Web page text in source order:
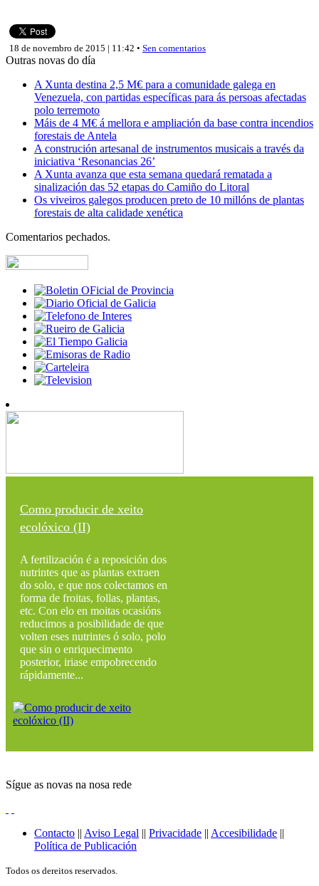
18 de novembro de 2015 | 11:42 • Sen comentarios
Outras novas do día
A Xunta destina 2,5 M€ para a comunidade galega en
Venezuela, con partidas específicas para ás persoas afectadas
polo terremoto
Máis de 4 M€ á mellora e ampliación da base contra incendios
forestais de Antela
A construción artesanal de instrumentos musicais a través da
iniciativa ‘Resonancias 26’
A Xunta avanza que esta semana quedará rematada a
sinalización das 52 etapas do Camiño do Litoral
Os viveiros galegos producen preto de 10 millóns de plantas
forestais de alta calidade xenética
Comentarios pechados.
Como producir de xeito
ecolóxico (II)
A fertilización é a reposición dos
nutrintes que as plantas extraen
do solo, e que nos colectamos en
forma de froitas, follas, plantas,
etc. Con elo en moitas ocasións
reducimos a posibilidade de que
volten eses nutrintes ó solo, polo
que sin o enriquecimento
posterior, iriase empobrecendo
rápidamente...
Sígue as novas na nosa rede
Contacto || Aviso Legal || Privacidade || Accesibilidade ||
Política de Publicación
Todos os dereitos reservados.